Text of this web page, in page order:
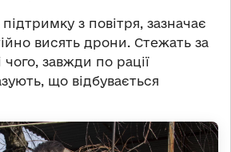
з повітря, зазначає
висять дрони. Стежать за
чого, завжди по рації
що відбувається